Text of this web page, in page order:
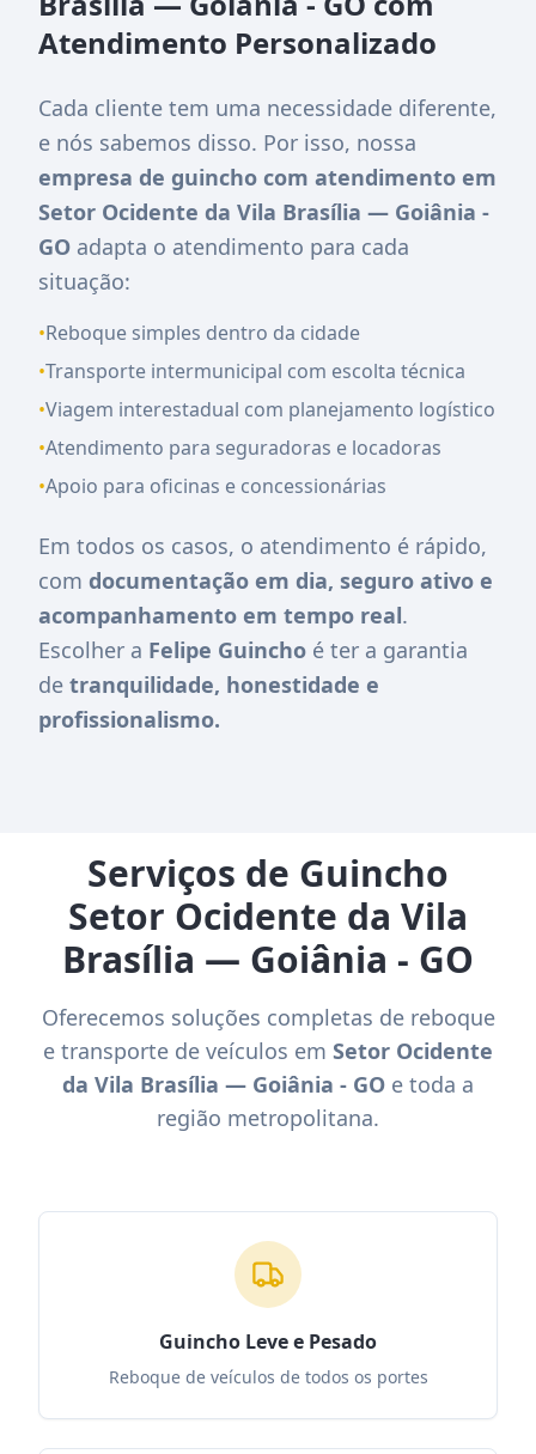
Atendimento Personalizado
Cada cliente tem uma necessidade diferente,
e nós sabemos disso. Por isso, nossa
empresa de guincho com atendimento em
Setor Ocidente da Vila Brasília — Goiânia -
GO adapta o atendimento para cada
situação:
•Reboque simples dentro da cidade
•Transporte intermunicipal com escolta técnica
•Viagem interestadual com planejamento logístico
•Atendimento para seguradoras e locadoras
•Apoio para oficinas e concessionárias
Em todos os casos, o atendimento é rápido,
com documentação em dia, seguro ativo e
acompanhamento em tempo real.
Escolher a Felipe Guincho é ter a garantia
de tranquilidade, honestidade e
profissionalismo.
Serviços de Guincho
Setor Ocidente da Vila
Brasília — Goiânia - GO
Oferecemos soluções completas de reboque
e transporte de veículos em Setor Ocidente
da Vila Brasília — Goiânia - GO e toda a
região metropolitana.
Guincho Leve e Pesado
Reboque de veículos de todos os portes